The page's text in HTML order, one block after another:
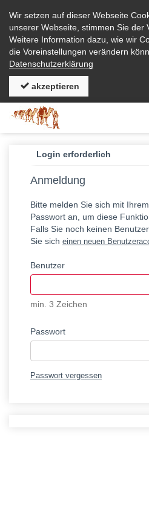
Wir setzen auf dieser Webseite
unserer Webseite, stimmen Sie der
Weitere Information dazu, wie wir
die Voreinstellungen verändern
Datenschutzerklärung
akzeptieren
Login erforderlich
Anmeldung
Bitte melden Sie sich mit
Passwort an, um diese
Falls Sie noch keinen
Sie sich einen neuen
Benutzer
min. 3 Zeichen
Passwort
Passwort vergessen